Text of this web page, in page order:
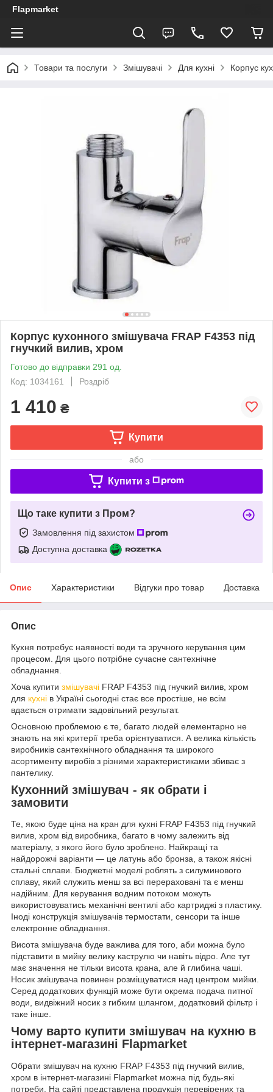
Flapmarket
Товари та послуги Змішувачі Для кухні Корпус
Корпус кухонного змішувача FRAP F4353 під
гнучкий вилив, хром
Готово до відправки 291 од.
Код: 1034161
Роздріб
1 410 ₴
Купити
або
Купити з
Що таке купити з Пром?
Замовлення під захистом
Доступна доставка
Опис Характеристики Відгуки про товар Доставка
Опис
Кухня потребує наявності води та зручного керування цим
процесом. Для цього потрібне сучасне сантехнічне
обладнання.
Хоча купити змішувачі FRAP F4353 під гнучкий вилив, хром
для кухні в Україні сьогодні стає все простіше, не всім
вдається отримати задовільний результат.
Основною проблемою є те, багато людей елементарно не
знають на які критерії треба орієнтуватися. А велика кількість
виробників сантехнічного обладнання та широкого
асортименту виробів з різними характеристиками збиває з
пантелику.
Кухонний змішувач - як обрати і
замовити
Те, якою буде ціна на кран для кухні FRAP F4353 під гнучкий
вилив, хром від виробника, багато в чому залежить від
матеріалу, з якого його було зроблено. Найкращі та
найдорожчі варіанти — це латунь або бронза, а також якісні
стальні сплави. Бюджетні моделі роблять з силуминового
сплаву, який служить менш за всі перераховані та є менш
надійним. Для керування водним потоком можуть
використовуватись механічні вентилі або картриджі з пластику.
Іноді конструкція змішувачів термостати, сенсори та інше
електронне обладнання.
Висота змішувача буде важлива для того, аби можна було
підставити в мийку велику каструлю чи навіть відро. Але тут
має значення не тільки висота крана, але й глибина чаші.
Носик змішувача повинен розміщуватися над центром мийки.
Серед додаткових функцій може бути окрема подача питної
води, видвіжний носик з гибким шлангом, додатковий фільтр і
таке інше.
Чому варто купити змішувач на кухню в
інтернет-магазині Flapmarket
Обрати змішувач на кухню FRAP F4353 під гнучкий вилив,
хром в інтернет-магазині Flapmarket можна під будь-які
потреби. На сайті представлена продукція перевірених та